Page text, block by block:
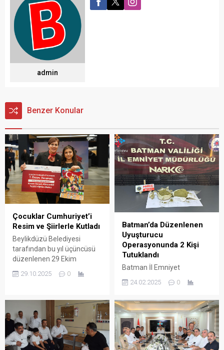
admin
Benzer Konular
Çocuklar Cumhuriyet’i
Resim ve Şiirlerle Kutladı
Beylikdüzü Belediyesi
tarafından bu yıl üçüncüsü
düzenlenen 29 Ekim
ve Şiir Yarışması’nda
ödüllerini aldı.
29.10.2025 0
Batman’da Düzenlenen
Uyuşturucu
Operasyonunda 2 Kişi
Tutuklandı
Batman İl Emniyet
Müdürlüğü Narkotik Suçlarla
Mücadele Şube Müdürlüğü
ticaretine yönelik yürüttüğü
çalışmada il girişinde bir
otomobili durdurdu.
24.02.2025 0